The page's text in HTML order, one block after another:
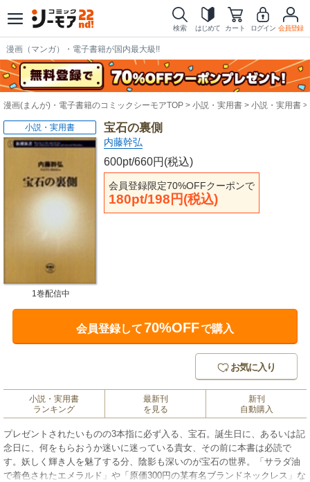
検索 はじめて カート ログイン 会員登録
漫画（マンガ）・電子書籍が国内最大級!!
漫画(まんが)・電子書籍のコミックシーモアTOP 小説・実用書 小説・実用書
宝石の裏側
内藤幹弘
600pt/660円(税込)
会員登録限定70%OFFクーポンで
180pt/198円(税込)
小説・実用書
1巻配信中
会員登録して70%OFFで購入
お気に入り
小説・実用書
ランキング
最新刊
を見る
新刊
自動購入
プレゼントされたいものの3本指に必ず入る、宝石。誕生日に、あるいは記
念日に、何をもらおうか迷いに迷っている貴女、その前に本書は必読で
す。妖しく輝き人を魅了する分、陰影も深いのが宝石の世界。「サラダ油
で着色されたエメラルド」や「原価300円の某有名ブランドネックレス」な